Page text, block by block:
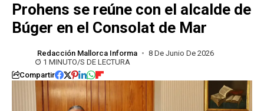
Prohens se reúne con el alcalde de
Búger en el Consolat de Mar
Redacción Mallorca Informa
8 De Junio De 2026
1 MINUTO/S DE LECTURA
Compartir